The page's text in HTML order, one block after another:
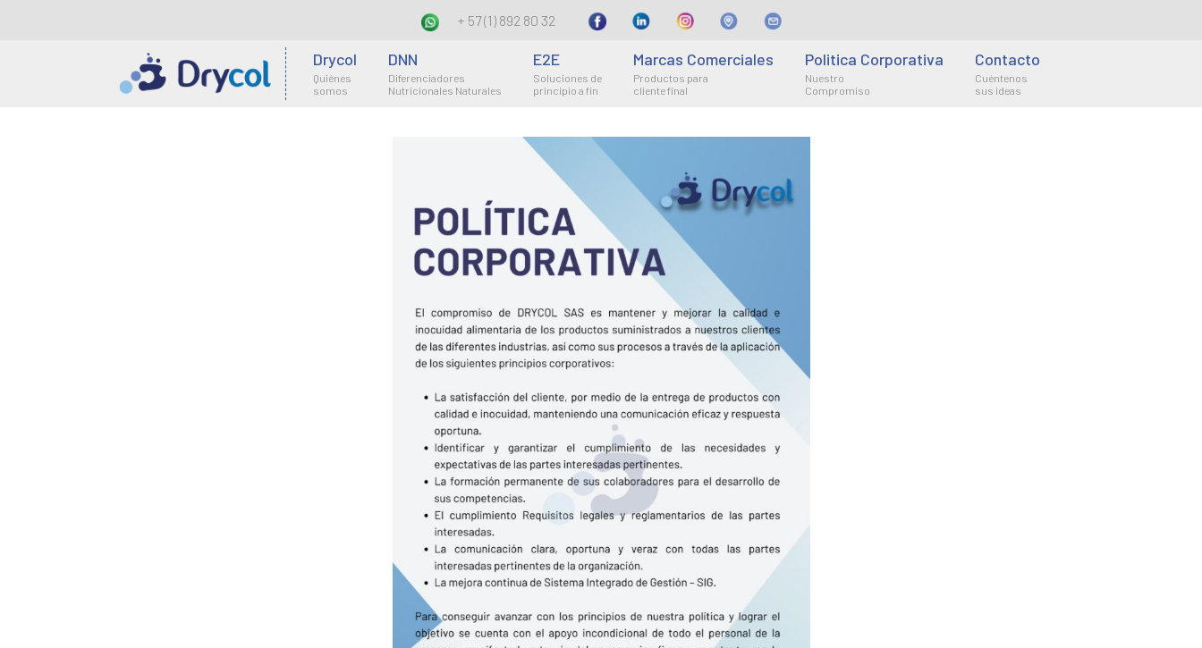
+ 57 (1) 892 80 32
Drycol
Quiénes
somos
DNN
Diferenciadores
Nutricionales Naturales
E2E
Soluciones de
principio a fin
Marcas Comerciales
Productos para
cliente final
Politica Corporativa
Nuestro
Compromiso
Contacto
Cuéntenos
sus ideas